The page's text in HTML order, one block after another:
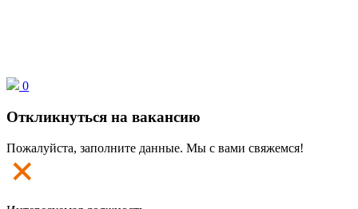
0
Откликнуться на вакансию
Пожалуйста, заполните данные. Мы с вами свяжемся!